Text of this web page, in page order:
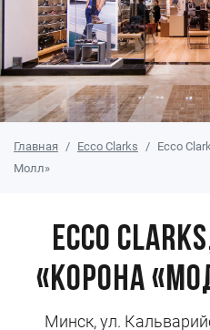
Главная Ecco Clarks
Ecco
Молл»
Ecco
«Корона
Минск, ул.